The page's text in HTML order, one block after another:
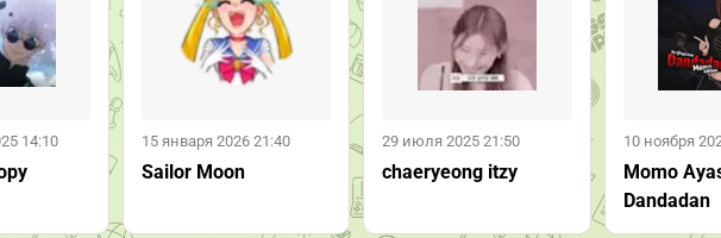
14:10 15 января 2026 21:40
Sailor Moon
29 июля 2025 21:50
chaeryeong itzy
10 ноября
Momo
Dandadan